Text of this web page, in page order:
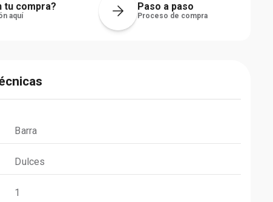
tu compra?
aquí
Paso a paso
Proceso de compra
Barra
Dulces
1